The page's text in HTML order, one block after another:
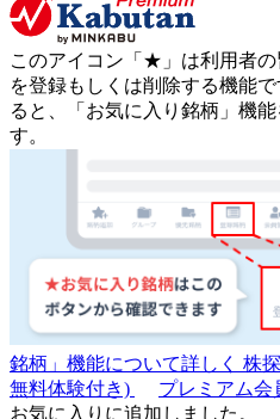
このアイコン 「★」 は利用者
を登録もしくは削除する機能で
ると、「お気に入り銘柄」機
す。
銘柄」機能について詳しく 株
無料体験付き)
プレミアム会
お気に入りに追加しました。